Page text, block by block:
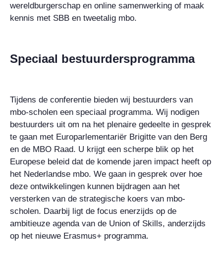
wereldburgerschap en online samenwerking of maak
kennis met SBB en tweetalig mbo.
Speciaal bestuurdersprogramma
Tijdens de conferentie bieden wij bestuurders van
mbo-scholen een speciaal programma. Wij nodigen
bestuurders uit om na het plenaire gedeelte in gesprek
te gaan met Europarlementariër Brigitte van den Berg
en de MBO Raad. U krijgt een scherpe blik op het
Europese beleid dat de komende jaren impact heeft op
het Nederlandse mbo. We gaan in gesprek over hoe
deze ontwikkelingen kunnen bijdragen aan het
versterken van de strategische koers van mbo-
scholen. Daarbij ligt de focus enerzijds op de
ambitieuze agenda van de Union of Skills, anderzijds
op het nieuwe Erasmus+ programma.